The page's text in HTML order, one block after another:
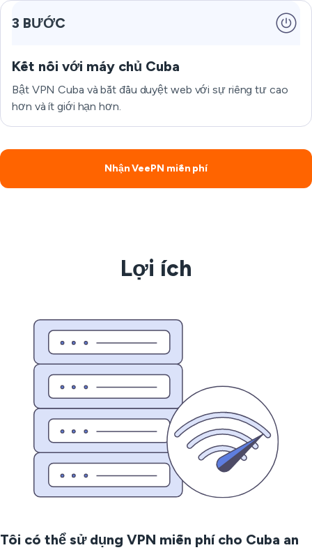
3 BƯỚC
Kết nối với máy chủ Cuba
Bật VPN Cuba và bắt đầu duyệt web với sự riêng tư cao
hơn và ít giới hạn hơn.
Nhận VeePN miễn phí
Lợi ích
Tôi có thể sử dụng VPN miễn phí cho Cuba an